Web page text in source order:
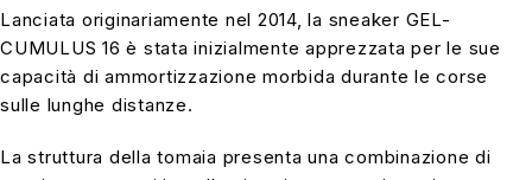
Lanciata originariamente nel 2014, la sneaker GEL-
CUMULUS 16 è stata inizialmente apprezzata per le sue
capacità di ammortizzazione morbida durante le corse
sulle lunghe distanze.
La struttura della tomaia presenta una combinazione di